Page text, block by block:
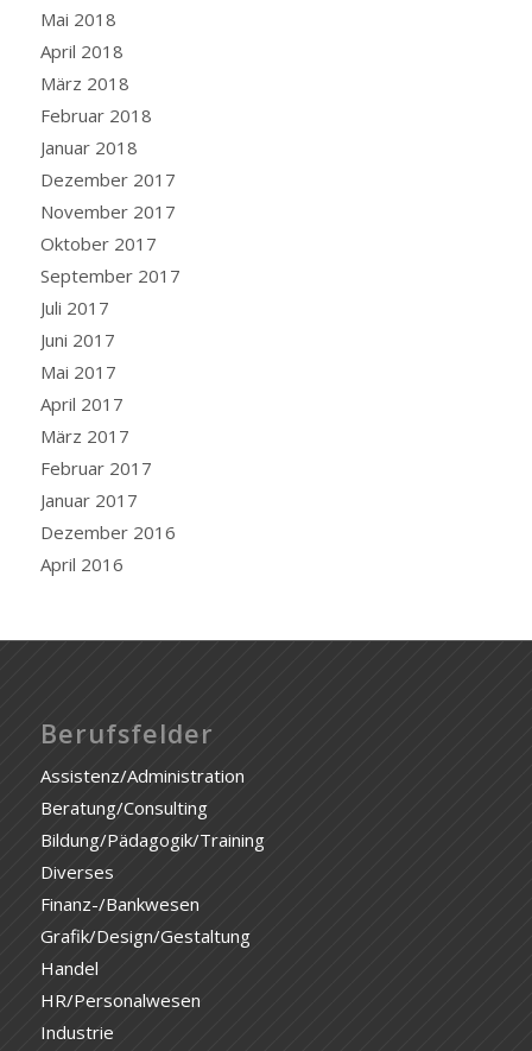
Mai 2018
April 2018
März 2018
Februar 2018
Januar 2018
Dezember 2017
November 2017
Oktober 2017
September 2017
Juli 2017
Juni 2017
Mai 2017
April 2017
März 2017
Februar 2017
Januar 2017
Dezember 2016
April 2016
Berufsfelder
Assistenz/Administration
Beratung/Consulting
Bildung/Pädagogik/Training
Diverses
Finanz-/Bankwesen
Grafik/Design/Gestaltung
Handel
HR/Personalwesen
Industrie